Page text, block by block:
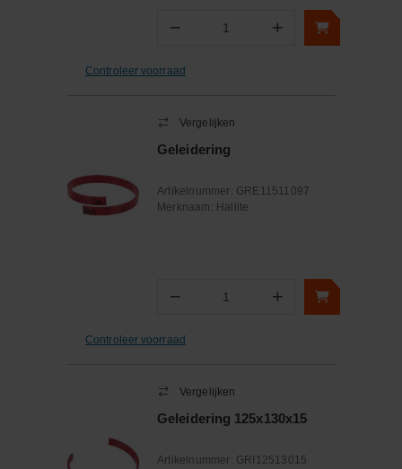
− Aantal +
Controleer voorraad
Vergelijken
Geleidering
Artikelnummer: GRE11511097
Merknaam: Hallite
− Aantal +
Controleer voorraad
Vergelijken
Geleidering 125x130x15
Artikelnummer: GRI12513015